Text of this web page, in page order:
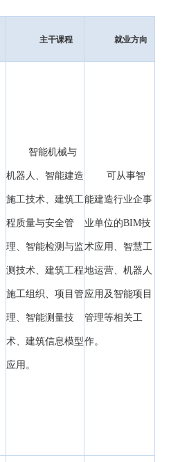
主干课程 就业方向
智能机械与
机器人、智能建造
施工技术、建筑工
程质量与安全管
理、智能检测与监
测技术、建筑工程
施工组织、项目管
理、智能测量技
术、建筑信息模型
应用。
可从事智
能建造行业企事
业单位的BIM技
术应用、智慧工
地运营、机器人
应用及智能项目
管理等相关工
作。